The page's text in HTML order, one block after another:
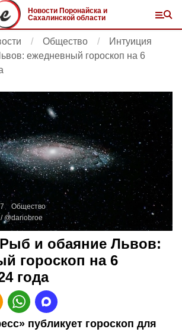
Новости Поронайска и
Сахалинской области
Общество
Интуиция
ежедневный гороскоп на 6
Общество
@dariobroe
и обаяние Львов:
гороскоп на 6
года
публикует гороскоп для